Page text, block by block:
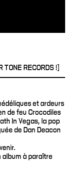
TONE RECORDS !]
et ardeurs
de feu Crocodiles
In Vegas, la pop
de Dan Deacon
album à paraître